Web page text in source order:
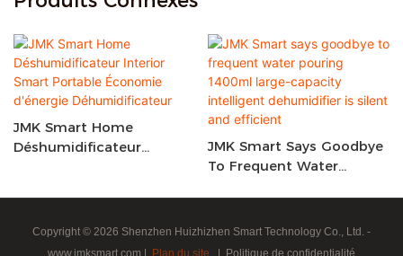
JMK Smart Home
Déshumidificateur
JMK Smart Says Goodbye
To Frequent Water
Dehumidifier Is Silent And
Efficient
Copyright © 2026 Shenzhen Huizhizhen Smart Technology Co., Ltd. -
www.jmksmart.com | Plan du site | Politique de confidentialité